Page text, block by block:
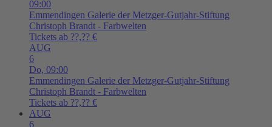
09:00
Emmendingen Galerie der Metzger-Gutjahr-Stiftung
Christoph Brandt - Farbwelten
Tickets ab ??,?? €
AUG
6
Do, 09:00
Emmendingen Galerie der Metzger-Gutjahr-Stiftung
Christoph Brandt - Farbwelten
Tickets ab ??,?? €
AUG
6